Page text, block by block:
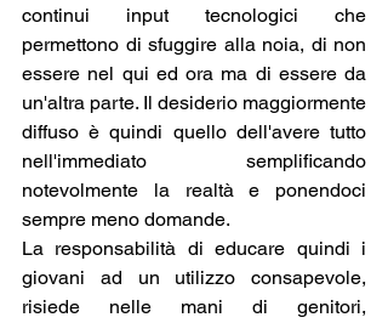
continui input tecnologici che
permettono di sfuggire alla noia, di non
essere nel qui ed ora ma di essere da
un'altra parte. Il desiderio maggiormente
diffuso è quindi quello dell'avere tutto
nell'immediato semplificando
notevolmente la realtà e ponendoci
sempre meno domande.
La responsabilità di educare quindi i
giovani ad un utilizzo consapevole,
risiede nelle mani di genitori,